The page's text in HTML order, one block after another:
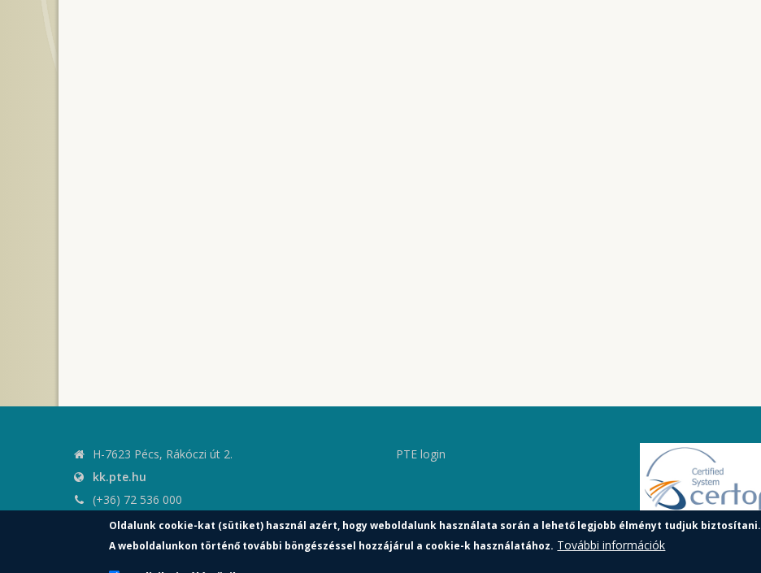
H-7623 Pécs, Rákóczi út 2.
kk.pte.hu
(+36) 72 536 000
kk.elnoki.hivatal@pte.hu
pte.hu
PTE login
Oldalunk cookie-kat (sütiket) használ azért, hogy weboldalunk használata során a lehető legjobb élményt tudjuk biztosítani.
A weboldalunkon történő további böngészéssel hozzájárul a cookie-k használatához. További információk